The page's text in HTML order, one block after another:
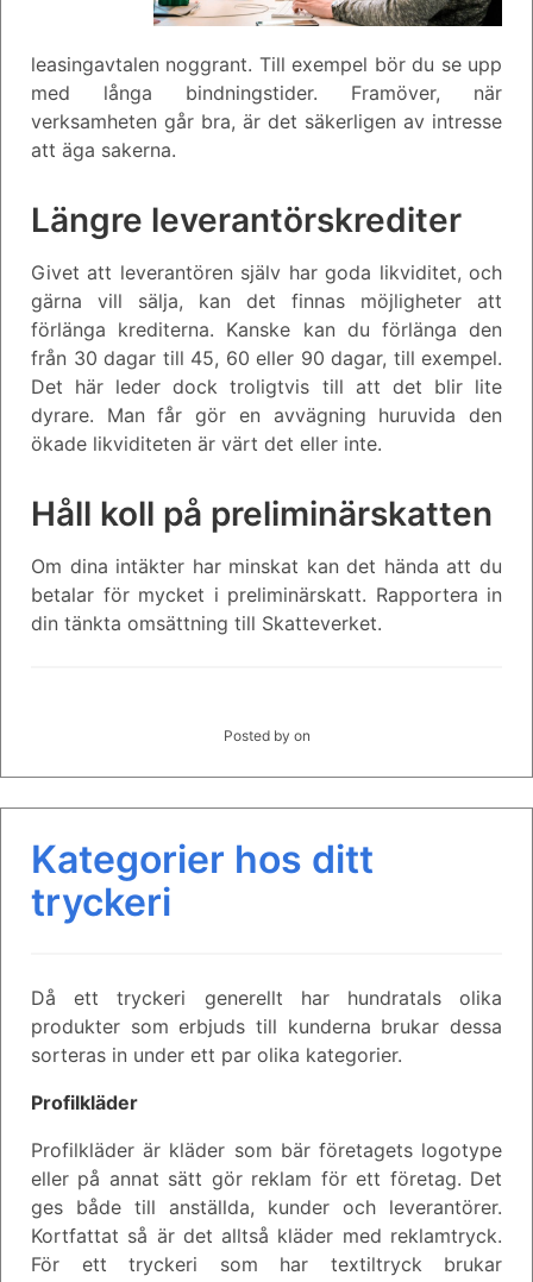
leasingavtalen noggrant. Till exempel bör du se upp
med långa bindningstider. Framöver, när
verksamheten går bra, är det säkerligen av intresse
att äga sakerna.
Längre leverantörskrediter
Givet att leverantören själv har goda likviditet, och
gärna vill sälja, kan det finnas möjligheter att
förlänga krediterna. Kanske kan du förlänga den
från 30 dagar till 45, 60 eller 90 dagar, till exempel.
Det här leder dock troligtvis till att det blir lite
dyrare. Man får gör en avvägning huruvida den
ökade likviditeten är värt det eller inte.
Håll koll på preliminärskatten
Om dina intäkter har minskat kan det hända att du
betalar för mycket i preliminärskatt. Rapportera in
din tänkta omsättning till Skatteverket.
Posted by on
Kategorier hos ditt
tryckeri
Då ett tryckeri generellt har hundratals olika
produkter som erbjuds till kunderna brukar dessa
sorteras in under ett par olika kategorier.
Profilkläder
Profilkläder är kläder som bär företagets logotype
eller på annat sätt gör reklam för ett företag. Det
ges både till anställda, kunder och leverantörer.
Kortfattat så är det alltså kläder med reklamtryck.
För ett tryckeri som har textiltryck brukar